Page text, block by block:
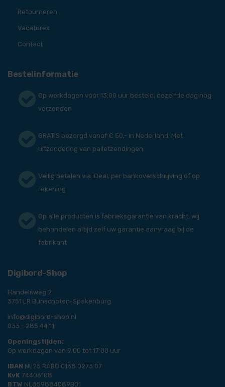
Retourneren
Vacatures
Contact
Bestelinformatie
Op werkdagen vóór 13:00 uur besteld, dezelfde dag nog
verzonden
GRATIS bezorgd vanaf € 50,- in Nederland. Met
uitzondering van palletzendingen
Veilig betalen via iDeal, per bankoverschrijving of op
rekening
Op alle producten is fabrieksgarantie van kracht, wij
behandelen altijd zelf uw garantie aanvraag bij de
fabrikant
Digibord-Shop
Handelsweg 2
3751 LR Bunschoten-Spakenburg
info@digibord-shop.nl
033 - 285 44 11
Openingstijden:
Op werkdagen van 9:00 tot 17:00 uur
IBAN NL25 RABO 0138 0273 07
KvK 74406108
BTW NL859884089B01